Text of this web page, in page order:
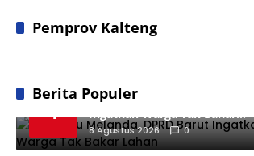
Pemprov Kalteng
Berita Populer
1
Kemarau Melanda, DPRD Barut
Ingatkan Warga Tak Bakar
Lahan
8 Agustus 2026 0